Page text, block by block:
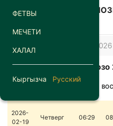
ФЕТВЫ
МЕЧЕТИ
ХАЛАЛ
Кыргызча Русский
КАЛЕНДАРЬ
Календарь
2026-
02-19
Четверг 06:29